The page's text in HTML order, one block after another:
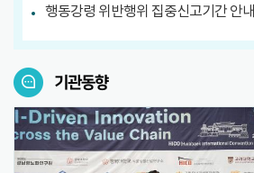
행동강령 위반행위 집중신고기간 안내
기관동향